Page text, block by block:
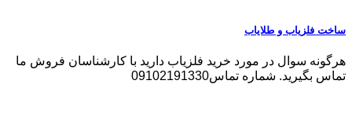
ساخت فلزیاب و طلایاب
هرگونه سوال در مورد خرید فلزیاب دارید با کارشناسان فروش ما
تماس بگیرید. شماره تماس09102191330